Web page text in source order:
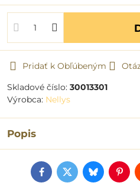
Pridať k Obľúbeným
Skladové číslo: 30013301
Výrobca: Nellys
Popis
FacebookTwitterBluesky